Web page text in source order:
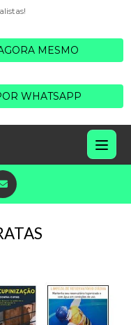
MESMO
WHATSAPP